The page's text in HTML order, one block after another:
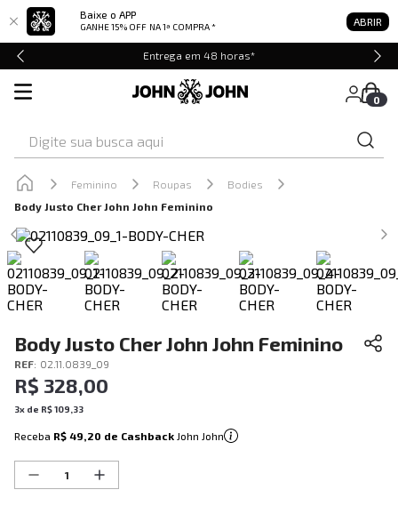
Baixe o APP
GANHE 15% OFF NA 1ª COMPRA * ABRIR
Entrega em 48 horas*
0
Feminino Roupas
Bodies
Body Justo Cher John John Feminino
Body Justo Cher John John Feminino
REF: 02.11.0839_09
R$ 328,00
3x de R$109 33
Receba R$ 49,20 de Cashback John John